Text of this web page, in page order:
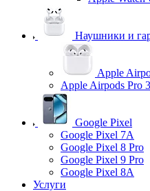
Наушники и
Apple
Apple Airpods Pro 3
Google Pixel
Google Pixel 7А
Google Pixel 8 Pro
Google Pixel 9 Pro
Google Pixel 8A
Услуги